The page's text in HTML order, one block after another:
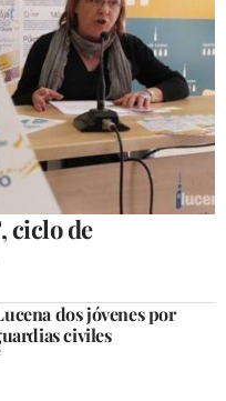
ciclo de
dos jóvenes por
civiles